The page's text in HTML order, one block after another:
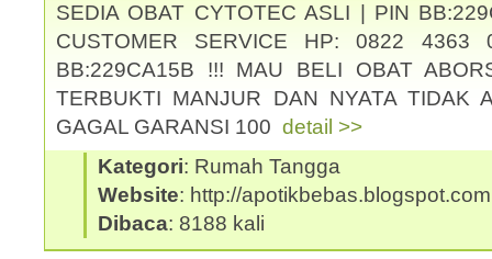
SEDIA OBAT CYTOTEC ASLI | PIN
CUSTOMER SERVICE HP: 0822 4363
BB:229CA15B !!! MAU BELI OBAT
TERBUKTI MANJUR DAN NYATA TIDAK
GAGAL GARANSI 100 detail >>
Kategori: Rumah Tangga
Website: http://apotikbebas.blogspot.com
Dibaca: 8188 kali